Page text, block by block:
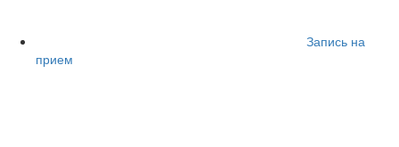
Запись на
прием